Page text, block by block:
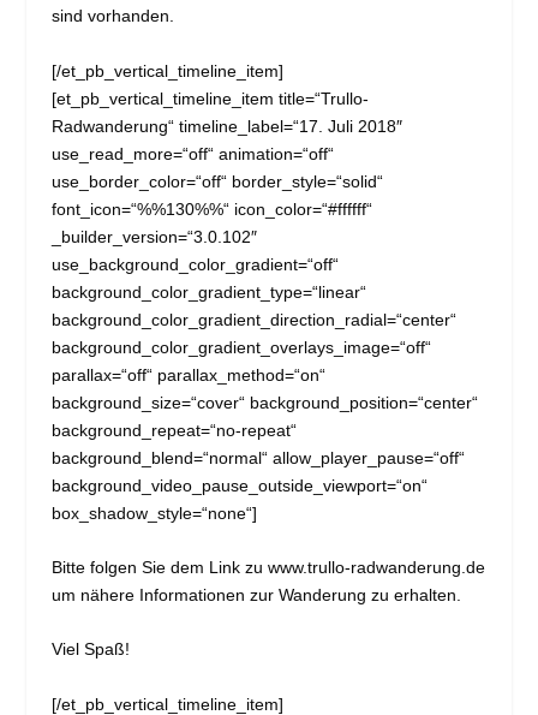
sind vorhanden.
[/et_pb_vertical_timeline_item]
[et_pb_vertical_timeline_item title=“Trullo-
Radwanderung“ timeline_label=“17. Juli 2018″
use_read_more=“off“ animation=“off“
use_border_color=“off“ border_style=“solid“
font_icon=“%%130%%“ icon_color=“#ffffff“
_builder_version=“3.0.102″
use_background_color_gradient=“off“
background_color_gradient_type=“linear“
background_color_gradient_direction_radial=“center“
background_color_gradient_overlays_image=“off“
parallax=“off“ parallax_method=“on“
background_size=“cover“ background_position=“center“
background_repeat=“no-repeat“
background_blend=“normal“ allow_player_pause=“off“
background_video_pause_outside_viewport=“on“
box_shadow_style=“none“]
Bitte folgen Sie dem Link zu www.trullo-radwanderung.de
um nähere Informationen zur Wanderung zu erhalten.
Viel Spaß!
[/et_pb_vertical_timeline_item]